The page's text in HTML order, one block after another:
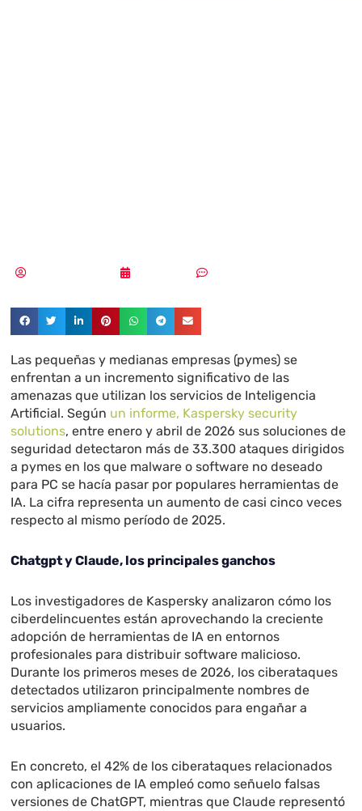
Las pequeñas y medianas empresas (pymes) se
enfrentan a un incremento significativo de las
amenazas que utilizan los servicios de Inteligencia
Artificial. Según un informe, Kaspersky security
solutions, entre enero y abril de 2026 sus soluciones de
seguridad detectaron más de 33.300 ataques dirigidos
a pymes en los que malware o software no deseado
para PC se hacía pasar por populares herramientas de
IA. La cifra representa un aumento de casi cinco veces
respecto al mismo período de 2025.
Chatgpt y Claude, los principales ganchos
Los investigadores de Kaspersky analizaron cómo los
ciberdelincuentes están aprovechando la creciente
adopción de herramientas de IA en entornos
profesionales para distribuir software malicioso.
Durante los primeros meses de 2026, los ciberataques
detectados utilizaron principalmente nombres de
servicios ampliamente conocidos para engañar a
usuarios.
En concreto, el 42% de los ciberataques relacionados
con aplicaciones de IA empleó como señuelo falsas
versiones de ChatGPT, mientras que Claude representó